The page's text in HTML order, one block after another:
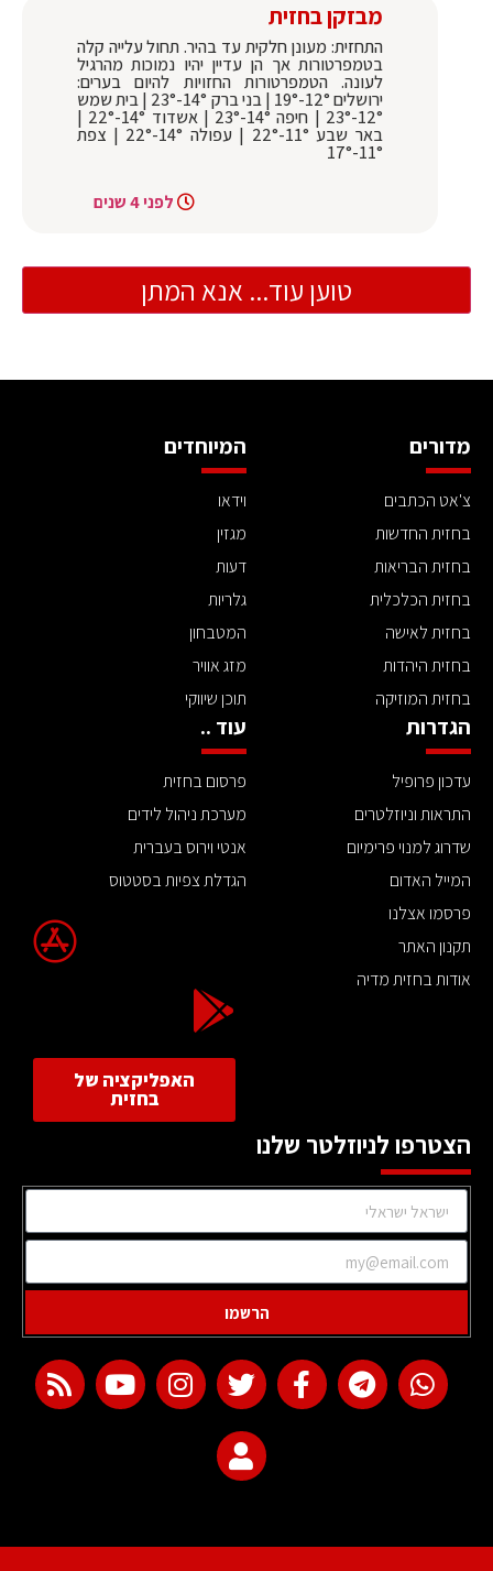
מבזקן בחזית
התחזית: מעונן חלקית עד בהיר. תחול עלייה קלה
בטמפרטורות אך הן עדיין יהיו נמוכות מהרגיל
לעונה. הטמפרטורות החזויות להיום בערים:
ירושלים 12°-19° | בני ברק 14°-23° | בית שמש
12°-23° | חיפה 14°-23° | אשדוד 14°-22° |
באר שבע 11°-22° | עפולה 14°-22° | צפת
11°-17°
לפני 4 שנים
טוען עוד... אנא המתן
מדורים
צ'אט הכתבים
בחזית החדשות
בחזית הבריאות
בחזית הכלכלית
בחזית לאישה
בחזית היהדות
בחזית המוזיקה
המיוחדים
וידאו
מגזין
דעות
גלריות
המטבחון
מזג אוויר
תוכן שיווקי
הגדרות
עדכון פרופיל
התראות וניוזלטרים
שדרוג למנוי פרימיום
המייל האדום
פרסמו אצלנו
תקנון האתר
אודות בחזית מדיה
עוד ..
פרסום בחזית
מערכת ניהול לידים
אנטי וירוס בעברית
הגדלת צפיות בסטטוס
האפליקציה של
בחזית
הצטרפו לניוזלטר שלנו
הרשמו